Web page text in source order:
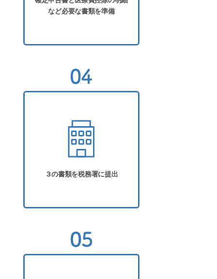
など必要な書類を準備
３の書類を税務署に提出